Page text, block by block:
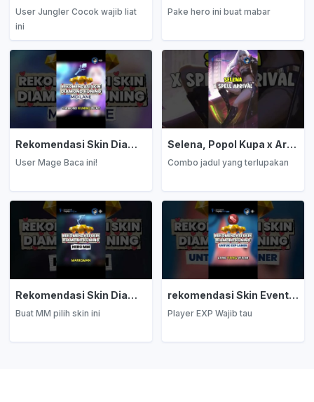
User Jungler Cocok wajib liat
ini
Pake hero ini buat mabar
Rekomendasi Skin Diamond Kuning: Mage
User Mage Baca ini!
Selena, Popol Kupa x Arrival
Combo jadul yang terlupakan
Rekomendasi Skin Diamond Kuning: Marksman
Buat MM pilih skin ini
rekomendasi Skin Event Diamond Kuning: EXP Laner
Player EXP Wajib tau